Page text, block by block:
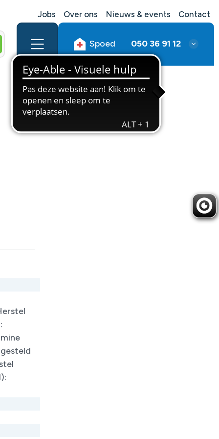
Jobs Over ons Nieuws & events Contact
Spoed 050 36 91 12